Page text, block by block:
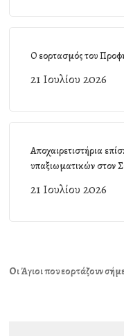
Ο εορτασμός του
21 Ιουλίου 2026
Αποχαιρετιστήρια
υπαξιωματικών στον
21 Ιουλίου 2026
Οι Άγιοι που εορτάζουν